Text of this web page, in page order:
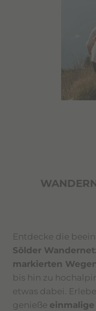
Entdecke die
Sölder
markierten
bis hin zu
etwas dabei.
genieße